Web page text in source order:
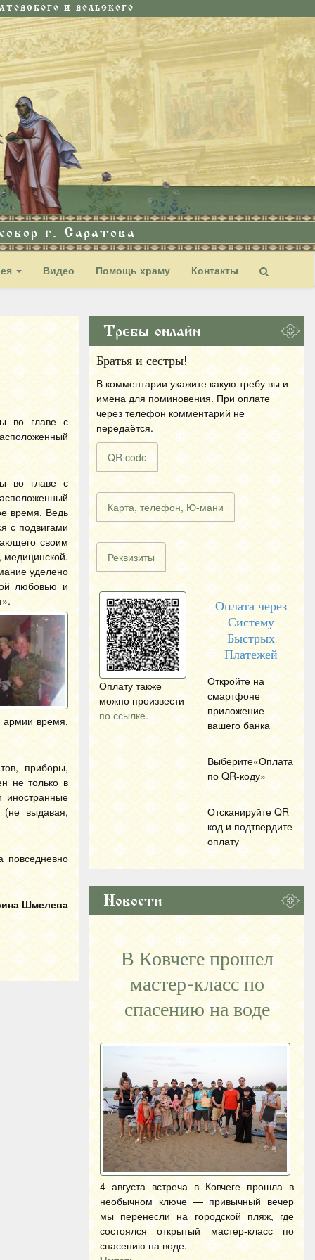
И ВОЛЬСКОГО
г. Саратова
Видео Помощь храму Контакты
во главе с
во главе с
время. Ведь
с подвигами
своим
уделено
любовью и
армии время,
приборы,
не только в
(не выдавая,
повседневно
Шмелева
Требы онлайн
Братья и сестры!
В комментарии укажите какую требу вы и
имена для поминовения. При оплате
через телефон комментарий не
передаётся.
QR code
Карта, телефон, Ю-мани
Реквизиты
Оплату также
можно произвести
по ссылке.
Оплата через
Систему
Быстрых
Платежей
Откройте на
смартфоне
приложение
вашего банка
Выберите«Оплата
по QR-коду»
Отсканируйте QR
код и подтвердите
оплату
Новости
В Ковчеге прошел
мастер-класс по
спасению на воде
4 августа встреча в Ковчеге прошла в
необычном ключе — привычный вечер
мы перенесли на городской пляж, где
состоялся открытый мастер-класс по
спасению на воде.